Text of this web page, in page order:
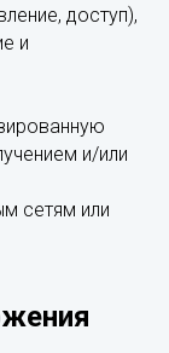
доступ),
и
и/или
сетям или